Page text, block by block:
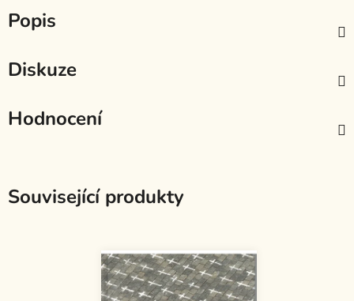
Popis
Diskuze
Hodnocení
Související produkty